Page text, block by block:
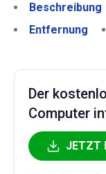
Beschreibung
Entfernung
Der
Computer
JETZT